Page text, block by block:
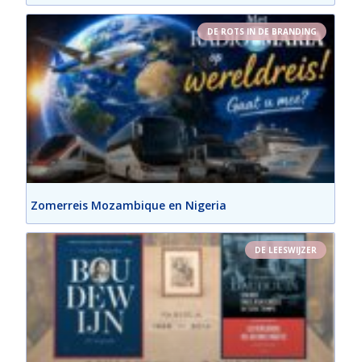
DE ROTS IN DE BRANDING
Zomerreis Mozambique en Nigeria
DE LEESWIJZER